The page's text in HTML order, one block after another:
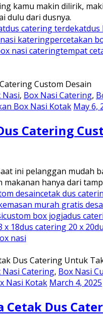
kamu makin dilirik,
dulu dari dusnya.
dus catering terdekatdus
kateringpercetakan
nasi cateringtempat
Nasi, Box Nasi Catering,
Box Nasi Kotak May 6,
Catering
ini pelanggan mudah
makanan hanya dari
desaincetak dus
murah gratis
custom box jogjadus
x 18dus catering 20 x 20
nasi
Nasi Catering, Box Nasi
Nasi Kotak March 4, 2025
Cetak Dus